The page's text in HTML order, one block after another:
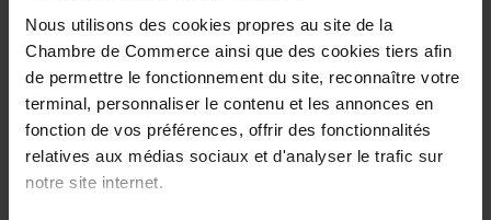
Nous utilisons des cookies propres au site de la
Chambre de Commerce ainsi que des cookies tiers afin
de permettre le fonctionnement du site, reconnaître votre
terminal, personnaliser le contenu et les annonces en
fonction de vos préférences, offrir des fonctionnalités
relatives aux médias sociaux et d'analyser le trafic sur
notre site internet.